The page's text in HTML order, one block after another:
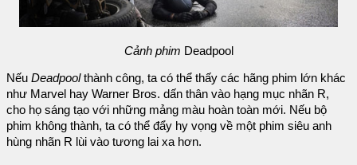
Cảnh phim Deadpool
Nếu Deadpoolthành công, ta có thể thấy các hãng phim lớn khác
như Marvel hay Warner Bros. dấn thân vào hạng mục nhãn R,
cho họ sáng tạo với những mảng màu hoàn toàn mới. Nếu bộ
phim không thành, ta có thể đẩy hy vọng về một phim siêu anh
hùng nhãn R lùi vào tương lai xa hơn.